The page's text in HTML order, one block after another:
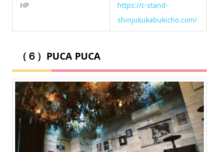
HP
https://c-stand-
shinjukukabukicho.com/
（６）PUCA PUCA